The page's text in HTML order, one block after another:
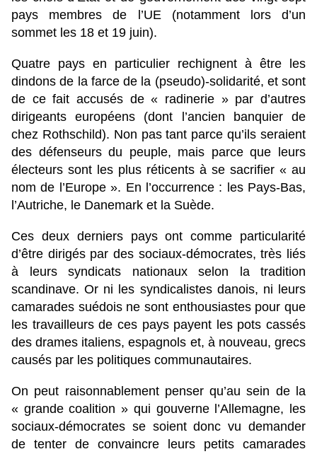
pays membres de l’UE (notamment lors d’un
sommet les 18 et 19 juin).
Quatre pays en particulier rechignent à être les
dindons de la farce de la (pseudo)-solidarité, et sont
de ce fait accusés de « radinerie » par d’autres
dirigeants européens (dont l’ancien banquier de
chez Rothschild). Non pas tant parce qu’ils seraient
des défenseurs du peuple, mais parce que leurs
électeurs sont les plus réticents à se sacrifier « au
nom de l’Europe ». En l’occurrence : les Pays-Bas,
l’Autriche, le Danemark et la Suède.
Ces deux derniers pays ont comme particularité
d’être dirigés par des sociaux-démocrates, très liés
à leurs syndicats nationaux selon la tradition
scandinave. Or ni les syndicalistes danois, ni leurs
camarades suédois ne sont enthousiastes pour que
les travailleurs de ces pays payent les pots cassés
des drames italiens, espagnols et, à nouveau, grecs
causés par les politiques communautaires.
On peut raisonnablement penser qu’au sein de la
« grande coalition » qui gouverne l’Allemagne, les
sociaux-démocrates se soient donc vu demander
de tenter de convaincre leurs petits camarades